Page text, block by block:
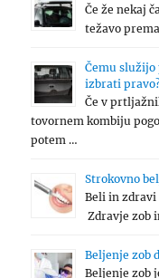
Če že nekaj
težavo
Čemu služijo
izbrati
Če v
tovornem kombiju
potem …
Strokovno
Beli in zdravi
Zdravje zob
Beljenje zob
Beljenje zob